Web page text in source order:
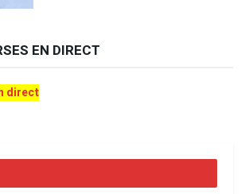
EN DIRECT
direct